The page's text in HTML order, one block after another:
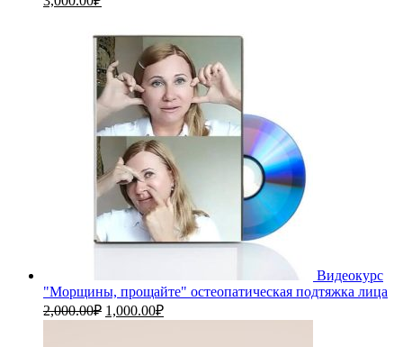
4,500.00₽.
3,000.00₽.
Видеокурс
"Морщины, прощайте" остеопатическая подтяжка лица
2,000.00₽ Первоначальная
цена
1,000.00₽Текущая
цена: